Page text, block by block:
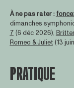
À ne pas rater :
dimanches
7 (6 déc 2026),
Romeo & Juliet (13
PRATIQUE